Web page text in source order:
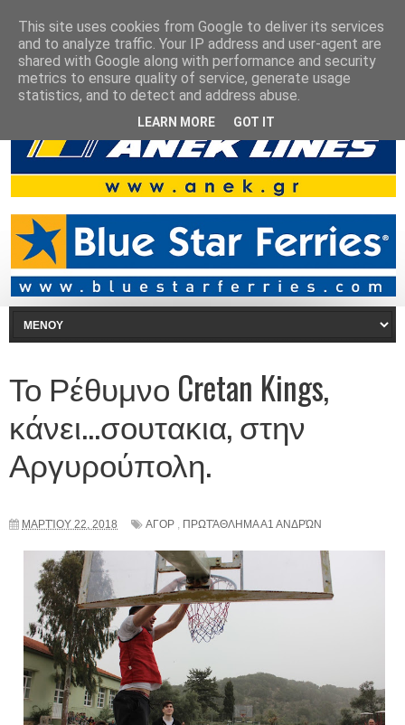
Το Ρέθυμνο Cretan Kings,
κάνει...σουτακια, στην
Αργυρούπολη.
ΜΑΡΤΊΟΥ 22, 2018 ΑΓΟΡ , ΠΡΩΤΆΘΛΗΜΑ Α1 ΑΝΔΡΏΝ
This site uses cookies from Google to deliver its services
and to analyze traffic. Your IP address and user-agent are
shared with Google along with performance and security
metrics to ensure quality of service, generate usage
statistics, and to detect and address abuse.
LEARN MORE GOT IT